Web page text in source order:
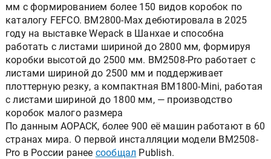
мм с формированием более 150 видов коробок по
каталогу FEFCO. BM2800-Max дебютировала в 2025
году на выставке Wepack в Шанхае и способна
работать с листами шириной до 2800 мм, формируя
коробки высотой до 2500 мм. BM2508-Pro работает с
листами шириной до 2500 мм и поддерживает
плоттерную резку, а компактная BM1800-Mini, работая
с листами шириной до 1800 мм, — производство
коробок малого размера
По данным AOPACK, более 900 её машин работают в 60
странах мира. О первой инсталляции модели BM2508-
Pro в России ранее сообщал Publish.